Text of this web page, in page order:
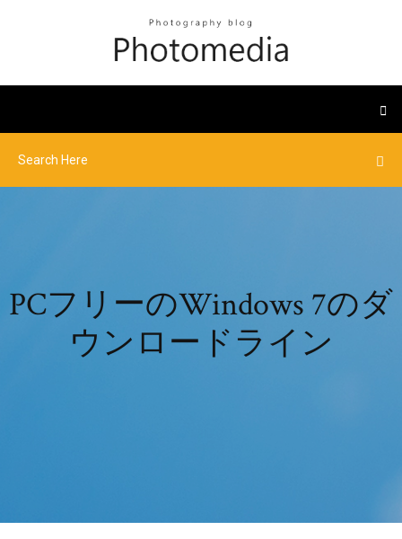
PCフリーのWindows 7のダ
ウンロードライン